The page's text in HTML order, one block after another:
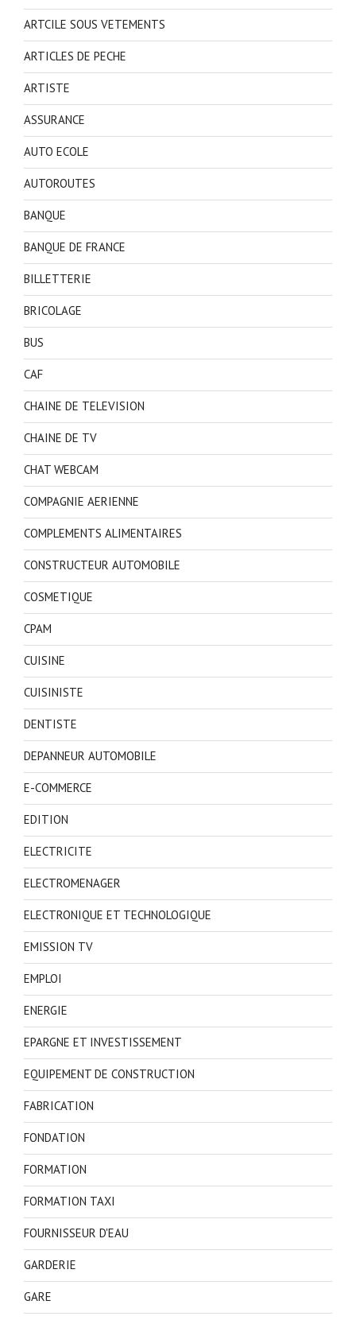
ARTCILE SOUS VETEMENTS
ARTICLES DE PECHE
ARTISTE
ASSURANCE
AUTO ECOLE
AUTOROUTES
BANQUE
BANQUE DE FRANCE
BILLETTERIE
BRICOLAGE
BUS
CAF
CHAINE DE TELEVISION
CHAINE DE TV
CHAT WEBCAM
COMPAGNIE AERIENNE
COMPLEMENTS ALIMENTAIRES
CONSTRUCTEUR AUTOMOBILE
COSMETIQUE
CPAM
CUISINE
CUISINISTE
DENTISTE
DEPANNEUR AUTOMOBILE
E-COMMERCE
EDITION
ELECTRICITE
ELECTROMENAGER
ELECTRONIQUE ET TECHNOLOGIQUE
EMISSION TV
EMPLOI
ENERGIE
EPARGNE ET INVESTISSEMENT
EQUIPEMENT DE CONSTRUCTION
FABRICATION
FONDATION
FORMATION
FORMATION TAXI
FOURNISSEUR D'EAU
GARDERIE
GARE